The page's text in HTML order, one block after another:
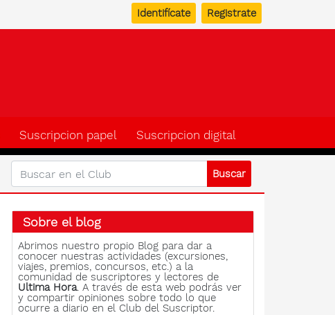
Identifícate Registrate
Suscripcion papel Suscripcion digital
Sobre el blog
Abrimos nuestro propio Blog para dar a
conocer nuestras actividades (excursiones,
viajes, premios, concursos, etc.) a la
comunidad de suscriptores y lectores de
Ultima Hora. A través de esta web podrás ver
y compartir opiniones sobre todo lo que
ocurre a diario en el Club del Suscriptor.